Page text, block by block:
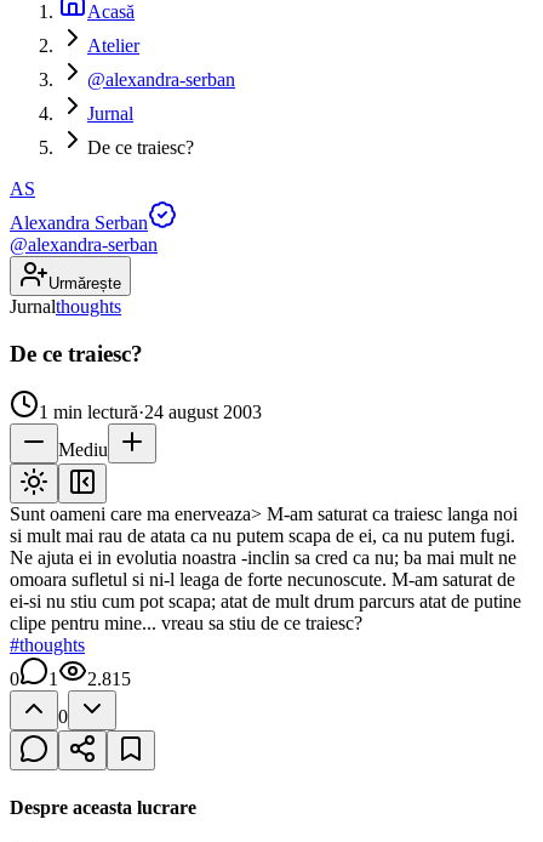
Acasă
Atelier
@alexandra-serban
Jurnal
De ce traiesc?
AS
Alexandra Serban
@alexandra-serban
Urmărește
Jurnalthoughts
De ce traiesc?
1 min lectură·24 august 2003
Mediu
Sunt oameni care ma enerveaza> M-am saturat ca traiesc langa noi
si mult mai rau de atata ca nu putem scapa de ei, ca nu putem fugi.
Ne ajuta ei in evolutia noastra -inclin sa cred ca nu; ba mai mult ne
omoara sufletul si ni-l leaga de forte necunoscute. M-am saturat de
ei-si nu stiu cum pot scapa; atat de mult drum parcurs atat de putine
clipe pentru mine... vreau sa stiu de ce traiesc?
#thoughts
0
1
2.815
0
Despre aceasta lucrare